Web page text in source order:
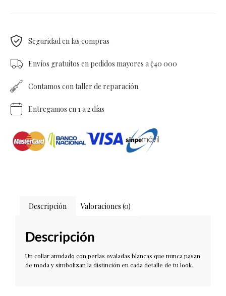
Seguridad en las compras
Envíos gratuitos en pedidos mayores a ¢40 000
Contamos con taller de reparación.
Entregamos en 1 a 2 días
Descripción Valoraciones (0)
Descripción
Un collar anudado con perlas ovaladas blancas que nunca pasan
de moda y simbolizan la distinción en cada detalle de tu look.